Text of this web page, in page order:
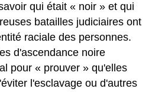
qui était « noir » et qui
batailles judiciaires ont
raciale des personnes.
d'ascendance noire
pour « prouver » qu'elles
l'esclavage ou d'autres